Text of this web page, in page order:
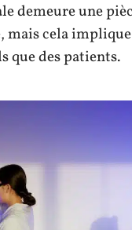
demeure une
cela
que des patients.